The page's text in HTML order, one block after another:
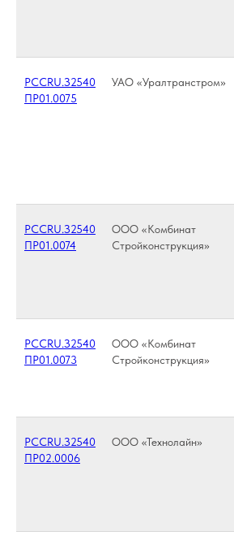
РССRU.З2540
ПР01.0075
УАО «Уралтранстром»
РССRU.З2540
ПР01.0074
ООО «Комбинат
Стройконструкция»
РССRU.З2540
ПР01.0073
ООО «Комбинат
Стройконструкция»
РССRU.З2540
ПР02.0006
ООО «Технолайн»